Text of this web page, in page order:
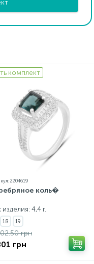
комплект
2204619
коль�
изделия: 4,4 г.
18 19
грн
грн